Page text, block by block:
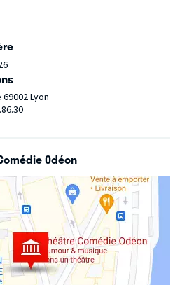
Lyon
Odéon